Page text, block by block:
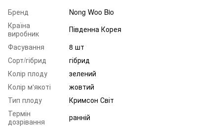
Бренд
Nong Woo Bio
Країна
виробник
Південна Корея
Фасування
8 шт
Сорт/гібрид
гібрид
Колір плоду
зелений
Колір м'якоті
жовтий
Тип плоду
Кримсон Світ
Термін
дозрівання
ранній